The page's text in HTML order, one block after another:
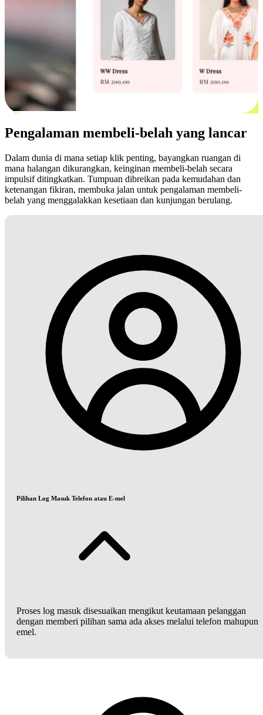
Pengalaman membeli-belah yang lancar
Dalam dunia di mana setiap klik penting, bayangkan ruangan di
mana halangan dikurangkan, keinginan membeli-belah secara
impulsif ditingkatkan. Tumpuan dibreikan pada kemudahan dan
ketenangan fikiran, membuka jalan untuk pengalaman membeli-
belah yang menggalakkan kesetiaan dan kunjungan berulang.
Pilihan Log Masuk Telefon atau E-mel
Proses log masuk disesuaikan mengikut keutamaan pelanggan
dengan memberi pilihan sama ada akses melalui telefon mahupun
emel.